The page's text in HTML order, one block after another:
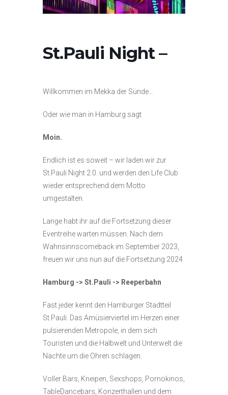
St.Pauli Night –
Willkommen im Mekka der Sünde…
Oder wie man in Hamburg sagt
Moin.
Endlich ist es soweit – wir laden wir zur
St.Pauli Night 2.0. und werden den Life Club
wieder entsprechend dem Motto
umgestalten.
Lange habt ihr auf die Fortsetzung dieser
Eventreihe warten müssen. Nach dem
Wahnsinnscomeback im September 2023,
freuen wir uns nun auf die Fortsetzung 2024
Hamburg -> St.Pauli -> Reeperbahn
Fast jeder kennt den Hamburger Stadtteil
St.Pauli. Das Amüsierviertel im Herzen einer
pulsierenden Metropole, in dem sich
Touristen und die Halbwelt und Unterwelt die
Nächte um die Ohren schlagen.
Voller Bars, Kneipen, Sexshops, Pornokinos,
TableDancebars, Konzerthallen und dem